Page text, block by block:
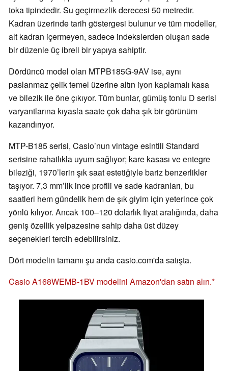
toka tipindedir. Su geçirmezlik derecesi 50 metredir.
Kadran üzerinde tarih göstergesi bulunur ve tüm modeller,
alt kadran içermeyen, sadece indekslerden oluşan sade
bir düzenle üç ibreli bir yapıya sahiptir.
Dördüncü model olan MTPB185G-9AV ise, aynı
paslanmaz çelik temel üzerine altın iyon kaplamalı kasa
ve bilezik ile öne çıkıyor. Tüm bunlar, gümüş tonlu D serisi
varyantlarına kıyasla saate çok daha şık bir görünüm
kazandırıyor.
MTP-B185 serisi, Casio’nun vintage esintili Standard
serisine rahatlıkla uyum sağlıyor; kare kasası ve entegre
bileziği, 1970’lerin şık saat estetiğiyle bariz benzerlikler
taşıyor. 7,3 mm’lik ince profili ve sade kadranları, bu
saatleri hem gündelik hem de şık giyim için yeterince çok
yönlü kılıyor. Ancak 100–120 dolarlık fiyat aralığında, daha
geniş özellik yelpazesine sahip daha üst düzey
seçenekleri tercih edebilirsiniz.
Dört modelin tamamı şu anda casio.com'da satışta.
Casio A168WEMB-1BV modelini Amazon'dan satın alın.